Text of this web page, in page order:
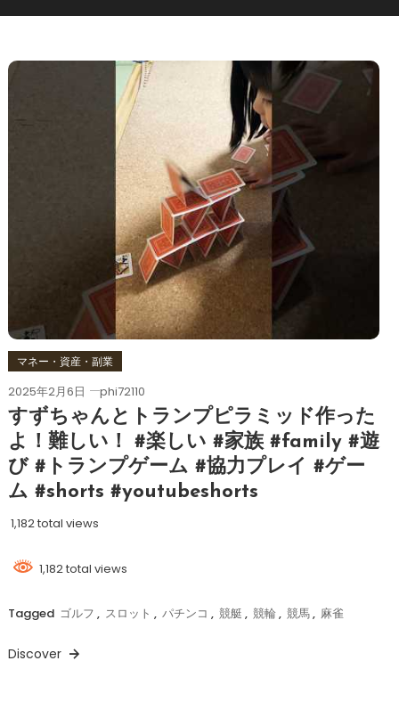
マネー・資産・副業
2025年2月6日 phi72110
すずちゃんとトランプピラミッド作った
よ！難しい！ #楽しい #家族 #family #遊
び #トランプゲーム #協力プレイ #ゲー
ム #shorts #youtubeshorts
1,182 total views
1,182 total views
Tagged ゴルフ , スロット , パチンコ , 競艇 , 競輪, 競馬, 麻雀
Discover